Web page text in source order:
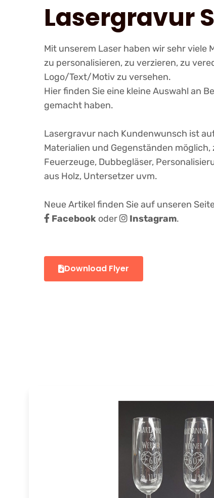
Lasergravur
Mit unserem Laser haben wir sehr viele
zu personalisieren, zu verzieren, zu
Logo/Text/Motiv zu versehen.
Hier finden Sie eine kleine Auswahl an
gemacht haben.
Lasergravur nach Kundenwunsch ist
Materialien und Gegenständen möglich,
Feuerzeuge, Dubbegläser,
aus Holz, Untersetzer uvm.
Neue Artikel finden Sie auf unseren
Facebook oder Instagram.
Download Flyer